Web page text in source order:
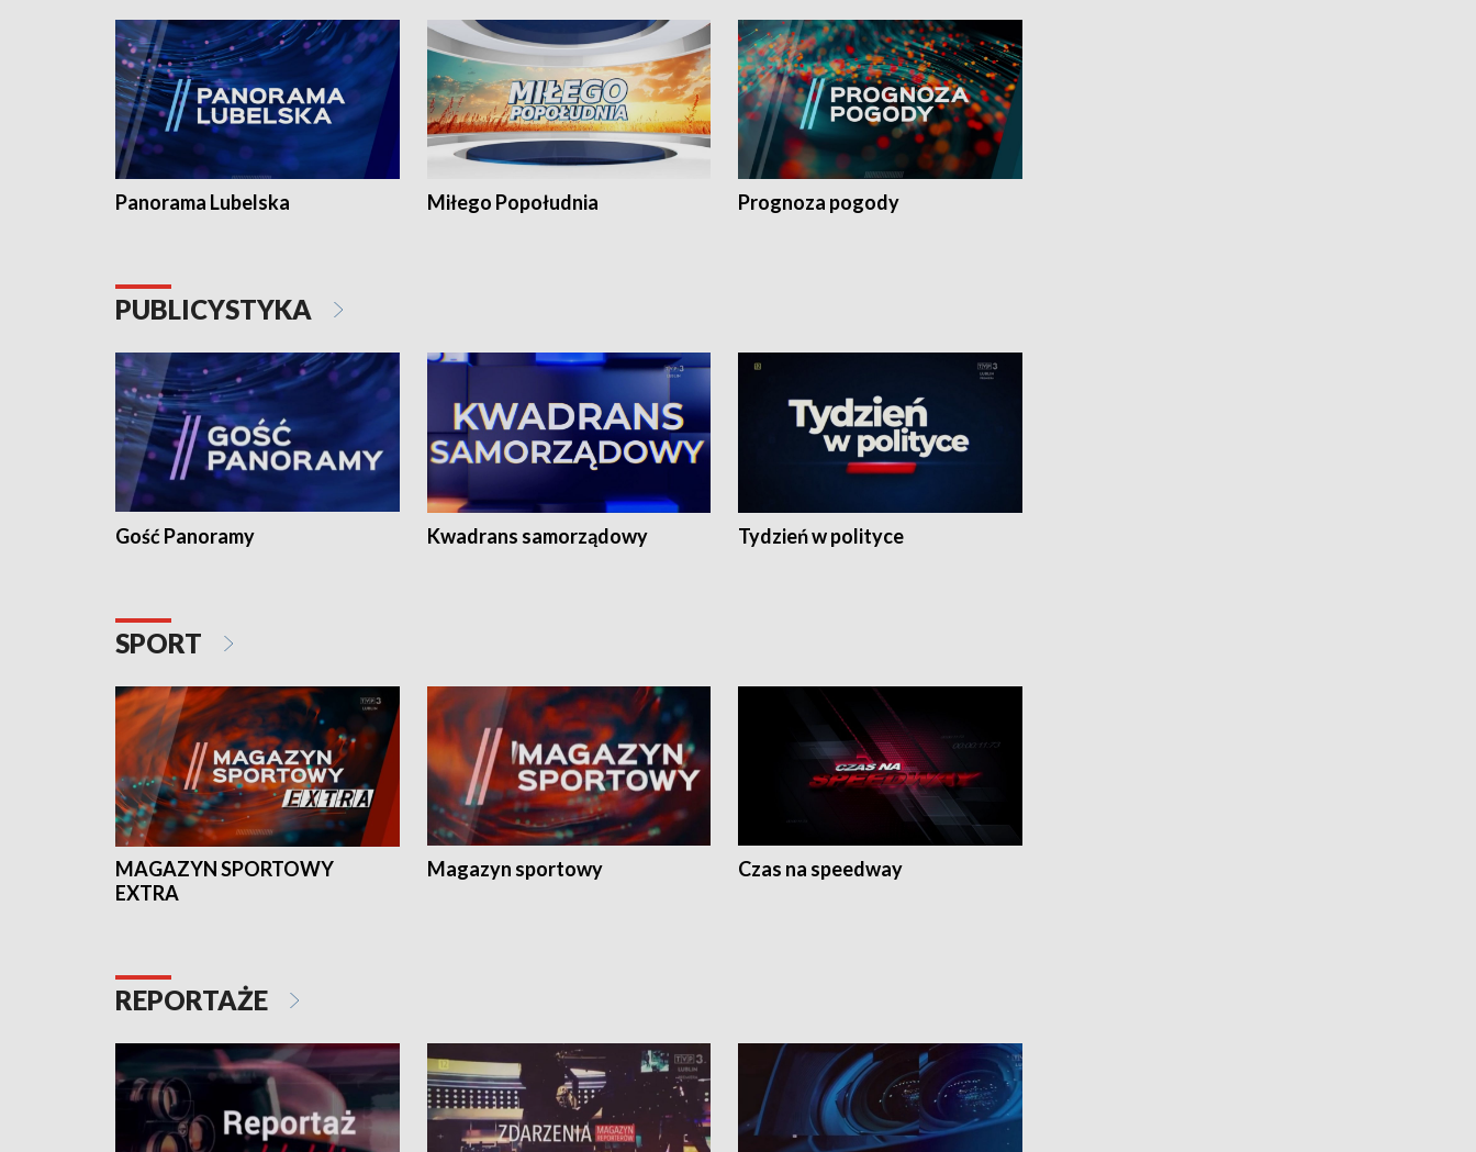
Panorama Lubelska Miłego Popołudnia Prognoza pogody
PUBLICYSTYKA
Gość Panoramy Kwadrans samorządowy Tydzień w polityce
SPORT
MAGAZYN SPORTOWY
EXTRA
Magazyn sportowy Czas na speedway
REPORTAŻE